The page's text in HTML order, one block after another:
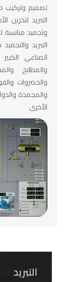
تصميم وتركيب
التبريد لتخزين
وتجميد مناسبة
التبريد
الصناعي
والمطابخ
والخضروات
والمجمدة
الأخرى
التبريد